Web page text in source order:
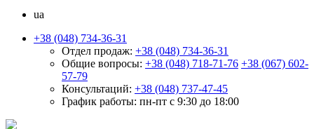
ua
+38 (048) 734-36-31
Отдел продаж: +38 (048) 734-36-31
Общие вопросы: +38 (048) 718-71-76 +38 (067) 602-
57-79
Консультаций: +38 (048) 737-47-45
График работы: пн-пт с 9:30 до 18:00